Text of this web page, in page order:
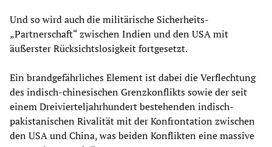
Und so wird auch die militärische Sicherheits-
„Partnerschaft“ zwischen Indien und den USA mit
äußerster Rücksichtslosigkeit fortgesetzt.
Ein brandgefährliches Element ist dabei die Verflechtung
des indisch-chinesischen Grenzkonflikts sowie der seit
einem Dreivierteljahrhundert bestehenden indisch-
pakistanischen Rivalität mit der Konfrontation zwischen
den USA und China, was beiden Konflikten eine massive